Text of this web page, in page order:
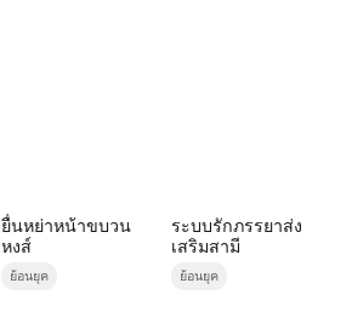
ยื่นหย่าหน้าขบวน
หงส์
ย้อนยุค
ระบบรักภรรยาส่ง
เสริมสามี
ย้อนยุค